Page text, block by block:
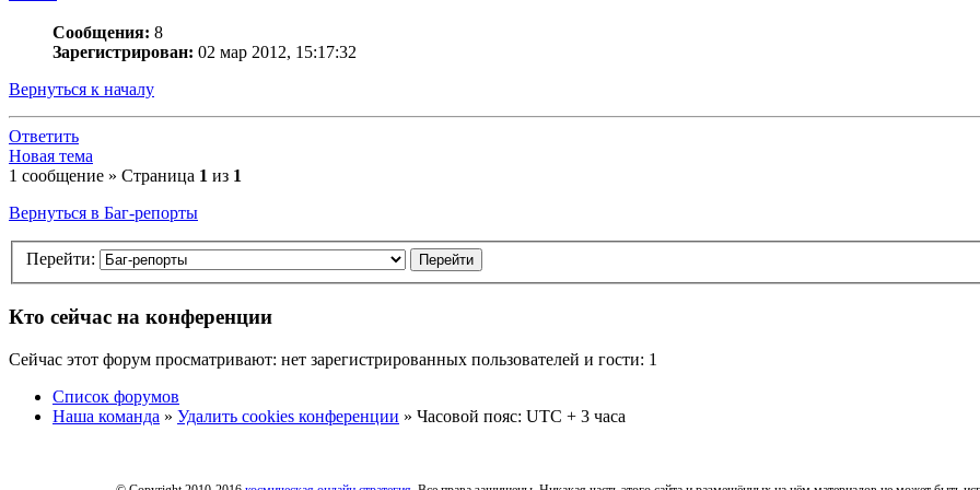
Сообщения: 8
Зарегистрирован: 02 мар 2012, 15:17:32
Вернуться к началу
Ответить
Новая тема
1 сообщение » Страница 1 из 1
Вернуться в Баг-репорты
Перейти:
Кто сейчас на конференции
Сейчас этот форум просматривают: нет зарегистрированных пользователей и гости: 1
Список форумов
Наша команда » Удалить cookies конференции » Часовой пояс: UTC + 3 часа